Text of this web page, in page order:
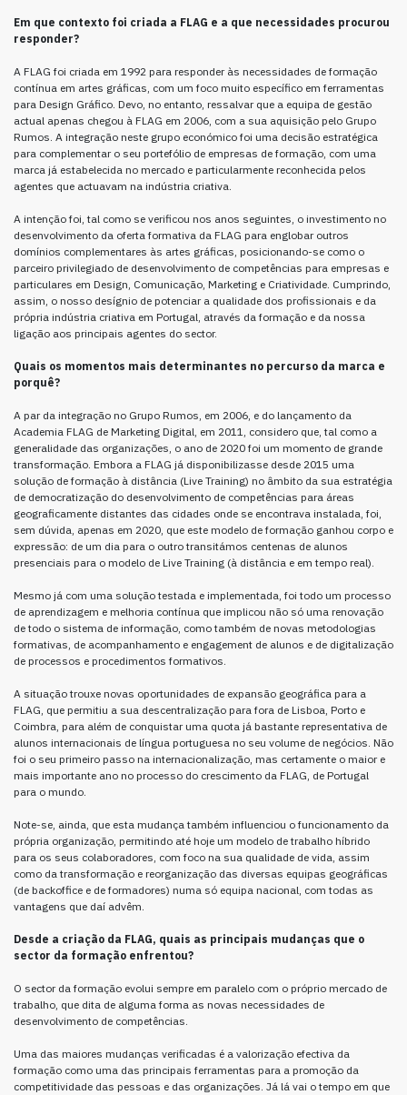
Em que contexto foi criada a FLAG e a que necessidades procurou
responder?
A FLAG foi criada em 1992 para responder às necessidades de formação
contínua em artes gráficas, com um foco muito específico em ferramentas
para Design Gráfico. Devo, no entanto, ressalvar que a equipa de gestão
actual apenas chegou à FLAG em 2006, com a sua aquisição pelo Grupo
Rumos. A integração neste grupo económico foi uma decisão estratégica
para complementar o seu portefólio de empresas de formação, com uma
marca já estabelecida no mercado e particularmente reconhecida pelos
agentes que actuavam na indústria criativa.
A intenção foi, tal como se verificou nos anos seguintes, o investimento no
desenvolvimento da oferta formativa da FLAG para englobar outros
domínios complementares às artes gráficas, posicionando-se como o
parceiro privilegiado de desenvolvimento de competências para empresas e
particulares em Design, Comunicação, Marketing e Criatividade. Cumprindo,
assim, o nosso desígnio de potenciar a qualidade dos profissionais e da
própria indústria criativa em Portugal, através da formação e da nossa
ligação aos principais agentes do sector.
Quais os momentos mais determinantes no percurso da marca e
porquê?
A par da integração no Grupo Rumos, em 2006, e do lançamento da
Academia FLAG de Marketing Digital, em 2011, considero que, tal como a
generalidade das organizações, o ano de 2020 foi um momento de grande
transformação. Embora a FLAG já disponibilizasse desde 2015 uma
solução de formação à distância (Live Training) no âmbito da sua estratégia
de democratização do desenvolvimento de competências para áreas
geograficamente distantes das cidades onde se encontrava instalada, foi,
sem dúvida, apenas em 2020, que este modelo de formação ganhou corpo e
expressão: de um dia para o outro transitámos centenas de alunos
presenciais para o modelo de Live Training (à distância e em tempo real).
Mesmo já com uma solução testada e implementada, foi todo um processo
de aprendizagem e melhoria contínua que implicou não só uma renovação
de todo o sistema de informação, como também de novas metodologias
formativas, de acompanhamento e engagement de alunos e de digitalização
de processos e procedimentos formativos.
A situação trouxe novas oportunidades de expansão geográfica para a
FLAG, que permitiu a sua descentralização para fora de Lisboa, Porto e
Coimbra, para além de conquistar uma quota já bastante representativa de
alunos internacionais de língua portuguesa no seu volume de negócios. Não
foi o seu primeiro passo na internacionalização, mas certamente o maior e
mais importante ano no processo do crescimento da FLAG, de Portugal
para o mundo.
Note-se, ainda, que esta mudança também influenciou o funcionamento da
própria organização, permitindo até hoje um modelo de trabalho híbrido
para os seus colaboradores, com foco na sua qualidade de vida, assim
como da transformação e reorganização das diversas equipas geográficas
(de backoffice e de formadores) numa só equipa nacional, com todas as
vantagens que daí advêm.
Desde a criação da FLAG, quais as principais mudanças que o
sector da formação enfrentou?
O sector da formação evolui sempre em paralelo com o próprio mercado de
trabalho, que dita de alguma forma as novas necessidades de
desenvolvimento de competências.
Uma das maiores mudanças verificadas é a valorização efectiva da
formação como uma das principais ferramentas para a promoção da
competitividade das pessoas e das organizações. Já lá vai o tempo em que